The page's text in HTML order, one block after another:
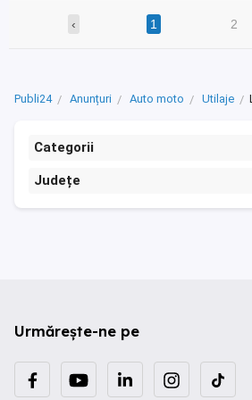
‹ 1 2
Publi24 Anunțuri Auto moto Utilaje
Categorii
Județe
Urmărește-ne pe